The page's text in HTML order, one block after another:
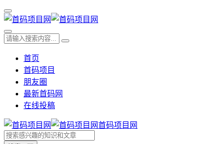
首页
首码项目
朋友圈
最新首码网
在线投稿
首码项目网